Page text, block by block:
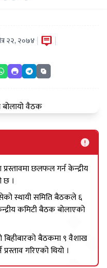
२२, २०७४ | |
छलफल गर्न केन्द्रीय
छ ।
स्थायी समिति बैठकले ६
कमिटी बैठक बोलाएको
बिहीबारको बैठकमा ९ वैशाख
गरिएको थियो ।